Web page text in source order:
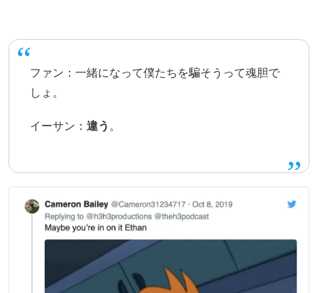
ファン：一緒になって僕たちを騙そうって魂胆で
しょ。
イーサン： 違う 。